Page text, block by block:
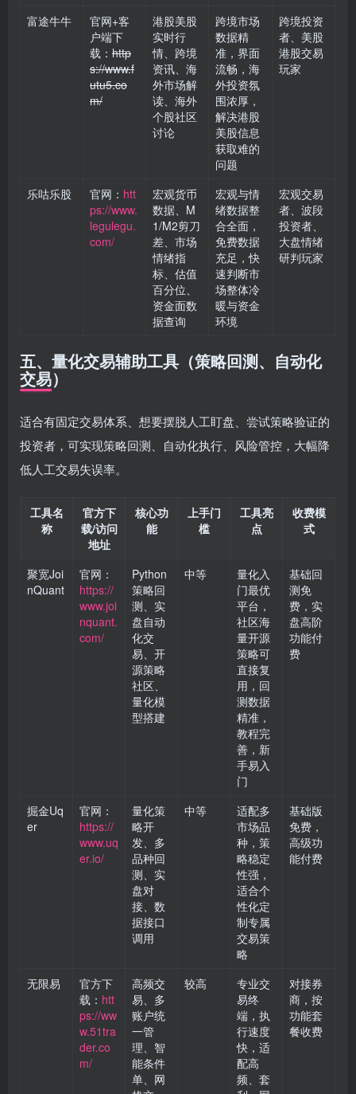
富途牛牛
官网+客
户端下
载： http
s://www.f
utu5.co
m/
港股美股
实时行
情、跨境
资讯、海
外市场解
读、海外
个股社区
讨论
跨境市场
数据精
准，界面
流畅，海
外投资氛
围浓厚，
解决港股
美股信息
获取难的
问题
跨境投资
者、美股
港股交易
玩家
乐咕乐股 官网： htt
ps://www.
legulegu.
com/
宏观货币
数据、M
1/M2剪刀
差、市场
情绪指
标、估值
百分位、
资金面数
据查询
宏观与情
绪数据整
合全面，
免费数据
充足，快
速判断市
场整体冷
暖与资金
环境
宏观交易
者、波段
投资者、
大盘情绪
研判玩家
五、量化交易辅助工具（策略回测、自动化
交易）
适合有固定交易体系、想要摆脱人工盯盘、尝试策略验证的
投资者，可实现策略回测、自动化执行、风险管控，大幅降
低人工交易失误率。
工具名
称
官方下
载/访问
地址
核心功
能
上手门
槛
工具亮
点
收费模
式
聚宽Joi
nQuant
官网：
https://
www.joi
nquant.
com/
Python
策略回
测、实
盘自动
化交
易、开
源策略
社区、
量化模
型搭建
中等
量化入
门最优
平台，
社区海
量开源
策略可
直接复
用，回
测数据
精准，
教程完
善，新
手易入
门
基础回
测免
费，实
盘高阶
功能付
费
掘金Uq
er
官网：
https://
www.uq
er.io/
量化策
略开
发、多
品种回
测、实
盘对
接、数
据接口
调用
中等
适配多
市场品
种，策
略稳定
性强，
适合个
性化定
制专属
交易策
略
基础版
免费，
高级功
能付费
无限易
官方下
载： htt
ps://ww
w.51tra
der.co
m/
高频交
易、多
账户统
一管
理、智
能条件
单、网
较高
专业交
易终
端，执
行速度
快，适
配高
频、套
对接券
商，按
功能套
餐收费